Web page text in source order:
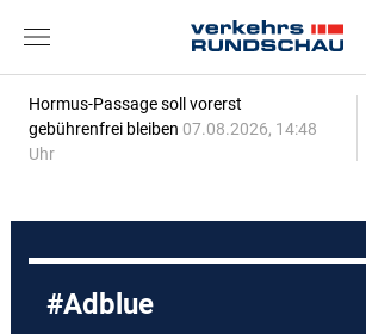
Hormus-Passage soll vorerst
gebührenfrei bleiben 07.08.2026, 14:48
Uhr
Adblue